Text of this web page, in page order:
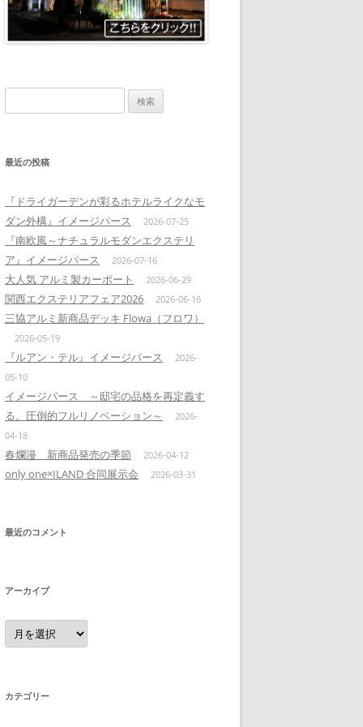
索:
最近の投稿
『ドライガーデンが彩るホテルライクなモ
ダン外構』イメージパース
2026-07-25
『南欧風～ナチュラルモダンエクステリ
ア』イメージパース
2026-07-16
大人気 アルミ製カーポート 2026-06-29
関西エクステリアフェア2026 2026-06-16
三協アルミ新商品デッキ Flowa（フロワ）
2026-05-19
『ルアン・テル』イメージパース
2026-
05-10
イメージパース ～邸宅の品格を再定義す
る。圧倒的フルリノベーション～
2026-
04-18
春爛漫 新商品発売の季節 2026-04-12
only one×ILAND 合同展示会 2026-03-31
最近のコメント
アーカイブ
ア
ー
カ
カテゴリー